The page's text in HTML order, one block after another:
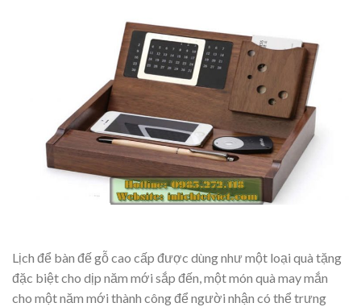
Lịch để bàn đế gỗ cao cấp được dùng như một loại quà tặng
đặc biệt cho dịp năm mới sắp đến, một món quà may mắn
cho một năm mới thành công để người nhận có thể trưng